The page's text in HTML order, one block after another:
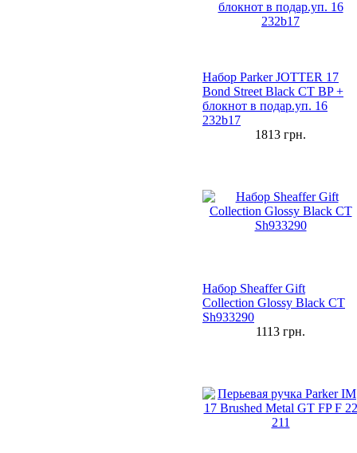
Набор Parker JOTTER 17
Bond Street Black CT BP +
блокнот в подар.уп. 16
232b17
1813 грн.
Набор Sheaffer Gift
Collection Glossy Black CT
Sh933290
1113 грн.